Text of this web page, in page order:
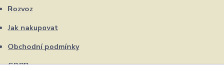
Rozvoz
Jak nakupovat
Obchodní podmínky
GDPR